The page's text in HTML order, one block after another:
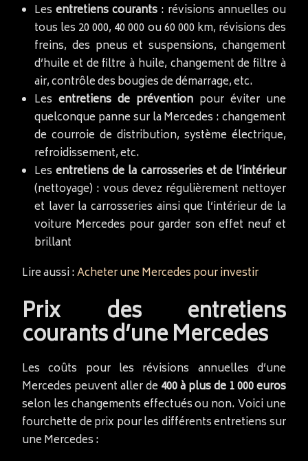
Les entretiens courants : révisions annuelles ou
tous les 20 000, 40 000 ou 60 000 km, révisions des
freins, des pneus et suspensions, changement
d’huile et de filtre à huile, changement de filtre à
air, contrôle des bougies de démarrage, etc.
Les entretiens de prévention pour éviter une
quelconque panne sur la Mercedes : changement
de courroie de distribution, système électrique,
refroidissement, etc.
Lesentretiens de la carrosseries et de l’intérieur
(nettoyage) : vous devez régulièrement nettoyer
et laver la carrosseries ainsi que l’intérieur de la
voiture Mercedes pour garder son effet neuf et
brillant
Lire aussi :Acheter une Mercedes pour investir
Prix des entretiens
courants d’une Mercedes
Les coûts pour les révisions annuelles d’une
Mercedes peuvent aller de400 à plus de 1 000 euros
selon les changements effectués ou non. Voici une
fourchette de prix pour les différents entretiens sur
une Mercedes :